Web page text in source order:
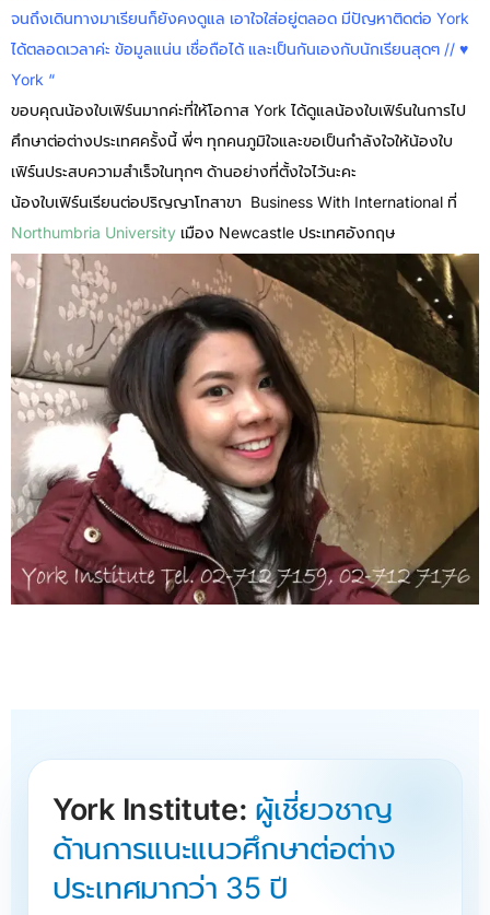
จนถึงเดินทางมาเรียนก็ยังคงดูแล เอาใจใส่อยู่ตลอด มีปัญหาติดต่อ York
ได้ตลอดเวลาค่ะ ข้อมูลแน่น เชื่อถือได้ และเป็นกันเองกับนักเรียนสุดๆ // ♥
York “
ขอบคุณน้องใบเฟิร์นมากค่ะที่ให้โอกาส York ได้ดูแลน้องใบเฟิร์นในการไป
ศึกษาต่อต่างประเทศครั้งนี้ พี่ๆ ทุกคนภูมิใจและขอเป็นกำลังใจให้น้องใบ
เฟิร์นประสบความสำเร็จในทุกๆ ด้านอย่างที่ตั้งใจไว้นะคะ
น้องใบเฟิร์นเรียนต่อปริญญาโทสาขา Business With International ที่
Northumbria University เมือง Newcastle ประเทศอังกฤษ
York Institute: ผู้เชี่ยวชาญ
ด้านการแนะแนวศึกษาต่อต่าง
ประเทศมากว่า 35 ปี